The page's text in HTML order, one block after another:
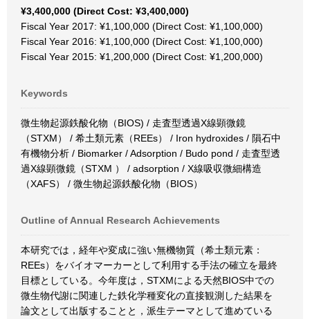
¥3,400,000 (Direct Cost: ¥3,400,000)
Fiscal Year 2017: ¥1,100,000 (Direct Cost: ¥1,100,000)
Fiscal Year 2016: ¥1,100,000 (Direct Cost: ¥1,100,000)
Fiscal Year 2015: ¥1,200,000 (Direct Cost: ¥1,200,000)
Keywords
微生物起源鉄酸化物（BIOS) / 走査型透過X線顕微鏡
（STXM） / 希土類元素（REEs） / Iron hydroxides / 隕石中
有機物分析 / Biomarker / Adsorption / Budo pond / 走査型透
過X線顕微鏡（STXM ） / adsorption / X線吸収微細構造
（XAFS） / 微生物起源鉄酸化物（BIOS）
Outline of Annual Research Achievements
本研究では，経年や変成に強い無機物質（希土類元素：
REEs）をバイオマーカーとして利用する手法の確立を最終
目標としている。今年度は，STXMによる天然BIOS中での
微生物代謝に関連した鉄化学種変化の直接観測した結果を
論文として出版することと，派生テーマとして進めている